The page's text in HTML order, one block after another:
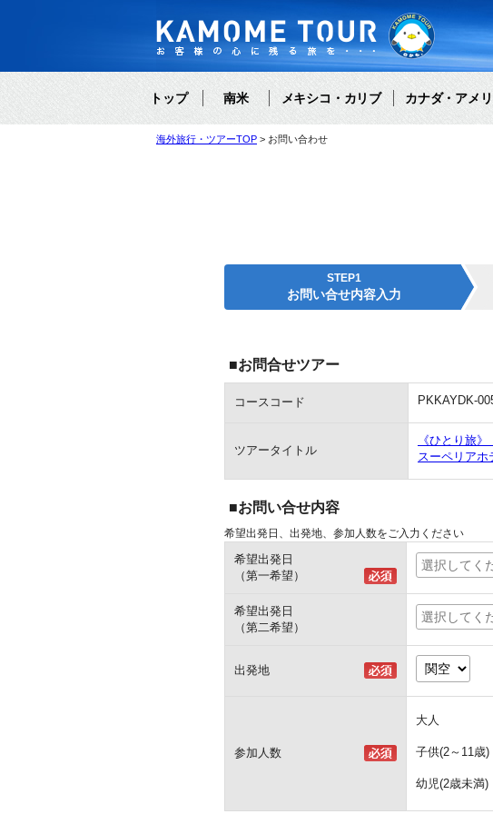
トップ 南米 メキシコ・カリブ カナダ・アメ
海外旅行・ツアーTOP お問い合わせ
STEP1
お問い合せ内容入力
■お問合せツアー
コースコード PKKAYDK-
ツアータイトル
《ひとり旅
スーペリアホ
■お問い合せ内容
希望出発日、出発地、参加人数をご入力ください
希望出発日
（第一希望）
希望出発日
（第二希望）
出発地
参加人数
大人
子供(2～11歳)
幼児(2歳未満)